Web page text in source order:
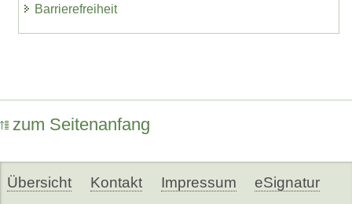
Barrierefreiheit
zum Seitenanfang
Übersicht Kontakt Impressum eSignatur